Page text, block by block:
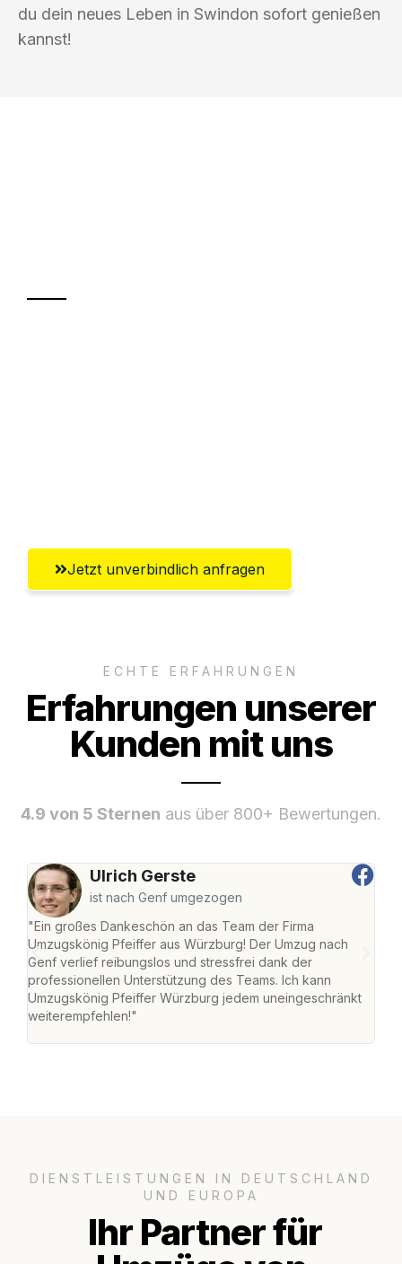
du dein neues Leben in Swindon sofort genießen
kannst!
Jetzt unverbindlich anfragen
ECHTE ERFAHRUNGEN
Erfahrungen unserer
Kunden mit uns
4.9 von 5 Sternen aus über 800+ Bewertungen.
Ulrich Gerste
ist nach Genf umgezogen
"Ein großes Dankeschön an das Team der Firma
Umzugskönig Pfeiffer aus Würzburg! Der Umzug nach
Genf verlief reibungslos und stressfrei dank der
professionellen Unterstützung des Teams. Ich kann
Umzugskönig Pfeiffer Würzburg jedem uneingeschränkt
weiterempfehlen!"
DIENSTLEISTUNGEN IN DEUTSCHLAND
UND EUROPA
Ihr Partner für